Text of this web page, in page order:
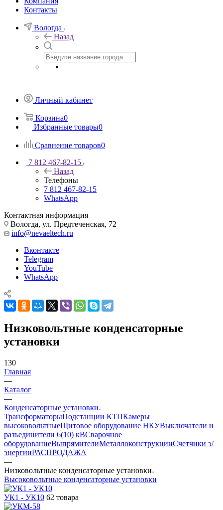
Контакты
Вологда
Назад
Личный кабинет
Корзина0
Избранные товары0
Сравнение товаров0
7 812 467-82-15
Назад
Телефоны
7 812 467-82-15
WhatsApp
Контактная информация
Вологда, ул. Предтеченская, 72
info@nevaeltech.ru
Вконтакте
Telegram
YouTube
WhatsApp
Низковольтные конденсаторные
установки
130
Главная
—
Каталог
—
Конденсаторные установки
ТрансформаторыПодстанции КТПКамеры
высоковольтныеЩитовое оборудование НКУВыключатели и
разъединители 6(10) кВСварочное
оборудованиеВыпрямителиМеталлоконструкцииСчетчики э/
энергииРАСПРОДАЖА
—
Низковольтные конденсаторные установки
Высоковольтные конденсаторные установки
УК1 - УК10 62 товара